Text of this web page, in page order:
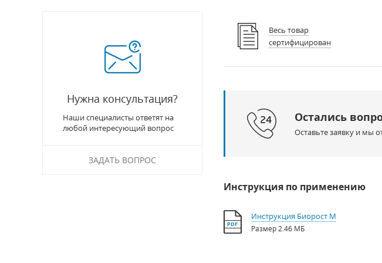
Нужна консультация?
Наши специалисты ответят на
любой интересующий вопрос
ЗАДАТЬ ВОПРОС
Весь товар
сертифицирован
Остались
Оставьте заявку и мы
Инструкция по применению
PDF
Инструкция Биорост М
Размер2.46 МБ